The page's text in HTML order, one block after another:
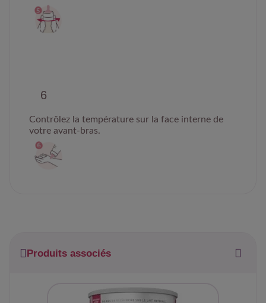
Contrôlez la température sur la face interne de
votre avant-bras.
Produits associés